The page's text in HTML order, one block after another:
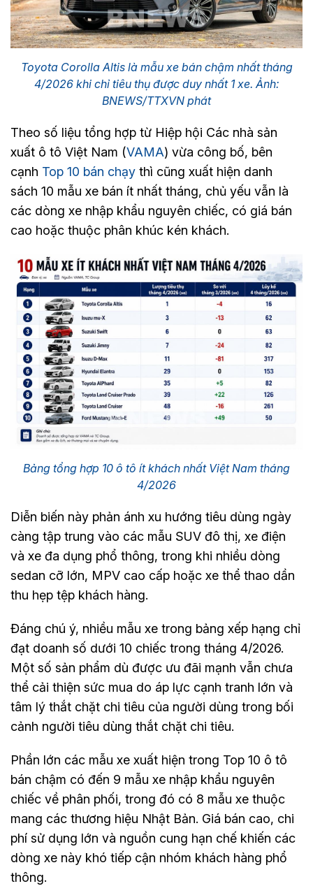
Toyota Corolla Altis là mẫu xe bán chậm nhất tháng
4/2026 khi chỉ tiêu thụ được duy nhất 1 xe. Ảnh:
BNEWS/TTXVN phát
Theo số liệu tổng hợp từ Hiệp hội Các nhà sản
xuất ô tô Việt Nam (VAMA) vừa công bố, bên
cạnh Top 10 bán chạy thì cũng xuất hiện danh
sách 10 mẫu xe bán ít nhất tháng, chủ yếu vẫn là
các dòng xe nhập khẩu nguyên chiếc, có giá bán
cao hoặc thuộc phân khúc kén khách.
Bảng tổng hợp 10 ô tô ít khách nhất Việt Nam tháng
4/2026
Diễn biến này phản ánh xu hướng tiêu dùng ngày
càng tập trung vào các mẫu SUV đô thị, xe điện
và xe đa dụng phổ thông, trong khi nhiều dòng
sedan cỡ lớn, MPV cao cấp hoặc xe thể thao dần
thu hẹp tệp khách hàng.
Đáng chú ý, nhiều mẫu xe trong bảng xếp hạng chỉ
đạt doanh số dưới 10 chiếc trong tháng 4/2026.
Một số sản phẩm dù được ưu đãi mạnh vẫn chưa
thể cải thiện sức mua do áp lực cạnh tranh lớn và
tâm lý thắt chặt chi tiêu của người dùng trong bối
cảnh người tiêu dùng thắt chặt chi tiêu.
Phần lớn các mẫu xe xuất hiện trong Top 10 ô tô
bán chậm có đến 9 mẫu xe nhập khẩu nguyên
chiếc về phân phối, trong đó có 8 mẫu xe thuộc
mang các thương hiệu Nhật Bản. Giá bán cao, chi
phí sử dụng lớn và nguồn cung hạn chế khiến các
dòng xe này khó tiếp cận nhóm khách hàng phổ
thông.